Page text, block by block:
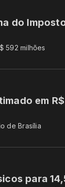
do
592 milhões
em
de Brasília
para